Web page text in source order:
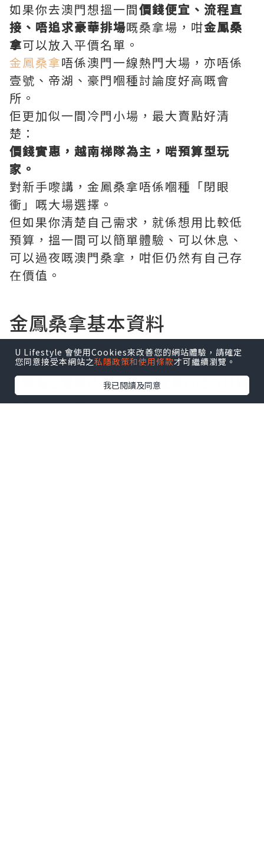
如果你去澳門想搵一間價錢便宜、流程直
接、唔追求豪華排場嘅桑拿場，咁金鳳桑
拿可以放入平價名單。
金鳳桑拿唔係澳門一線熱門大場，亦唔係
壹號、帝湖、豪門嗰種討論度好高嘅會
所。
佢更加似一間冷門小場，最大賣點好清
楚：
價錢實惠，越南梯隊為主，啱預算型玩
家。
對新手嚟講，金鳳桑拿唔係嗰種「閉眼
衝」嘅大場選擇。
但如果你清楚自己需求，就係想用比較低
預算，搵一間可以簡單體驗、可以休息、
可以過夜嘅澳門桑拿，咁佢仍然有自己存
在價值。
金鳳桑拿基本資料
項目內容會所名稱金鳳桑拿場館定位冷門
小場、平價桑拿主要特色價錢便宜、越南
梯隊為主營業時間24 小時營業可唔可以過
夜可以過夜單次停留最長約 12 小時額外收
U Lifestyle 會使用Cookies來改善您的網站體驗，請確定
您同意接受本網站之私隱政策和使用條款才可繼續瀏覽。
我已閱讀及同意